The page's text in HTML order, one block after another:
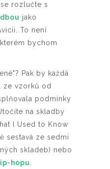
rozlučte s
jako
To není
bychom
Pak by každá
ze vzorků od
podmínky
na skladby
I Used to Know
sestavá ze sedmi
skladeb) nebo
hopu